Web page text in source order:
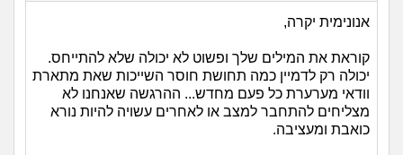
אנונימית יקרה,
קוראת את המילים שלך ופשוט לא יכולה שלא להתייחס.
יכולה רק לדמיין כמה תחושת חוסר השייכות שאת מתארת
וודאי מערערת כל פעם מחדש... ההרגשה שאנחנו לא
מצליחים להתחבר למצב או לאחרים עשויה להיות נורא
כואבת ומעציבה.